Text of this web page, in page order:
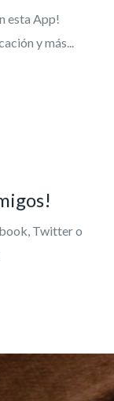
esta App!
y más...
Twitter o